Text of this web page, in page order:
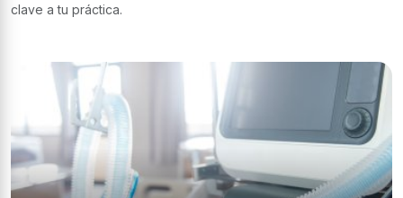
clave a tu práctica.